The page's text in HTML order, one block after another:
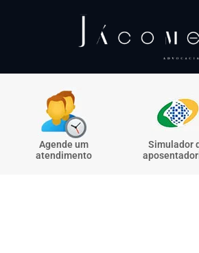
Agende um
atendimento
Simulador